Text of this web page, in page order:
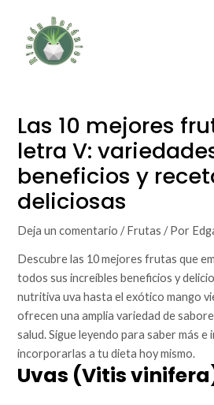
contenido
Las 10 mejores
letra V:
beneficios y
deliciosas
Deja un comentario /Frutas / Por
Descubre las 10 mejores frutas que
todos sus increíbles beneficios y
nutritiva uva hasta el exótico mango
ofrecen una amplia variedad de
salud. Sigue leyendo para saber más
incorporarlas a tu dieta hoy mismo.
Uvas (Vitis